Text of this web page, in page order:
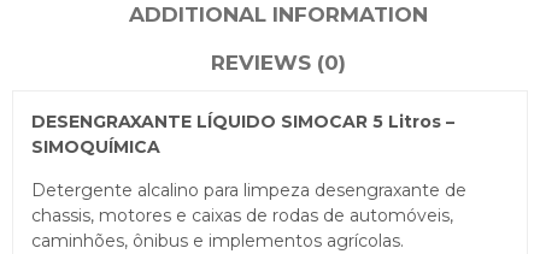
ADDITIONAL INFORMATION
REVIEWS (0)
DESENGRAXANTE LÍQUIDO SIMOCAR 5 Litros –
SIMOQUÍMICA
Detergente alcalino para limpeza desengraxante de
chassis, motores e caixas de rodas de automóveis,
caminhões, ônibus e implementos agrícolas.